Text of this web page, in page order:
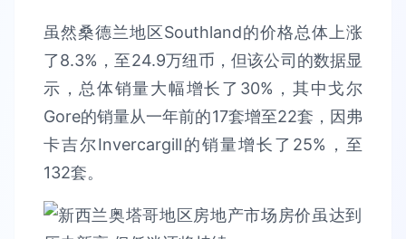
虽然桑德兰地区Southland的价格总体上涨
了8.3%，至24.9万纽币，但该公司的数据显
示，总体销量大幅增长了30%，其中戈尔
Gore的销量从一年前的17套增至22套，因弗
卡吉尔Invercargill的销量增长了25%，至
132套。